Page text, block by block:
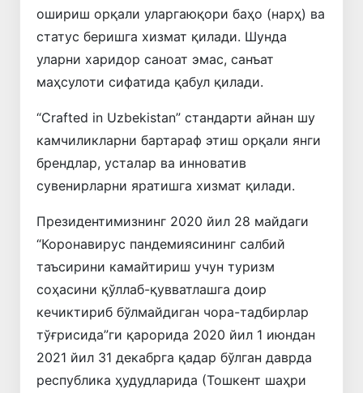
ошириш орқали уларгаюқори баҳо (нарҳ) ва
статус беришга хизмат қилади. Шунда
уларни харидор саноат эмас, санъат
маҳсулоти сифатида қабул қилади.
“Crafted in Uzbekistan” стандарти айнан шу
камчиликларни бартараф этиш орқали янги
брендлар, усталар ва инноватив
сувенирларни яратишга хизмат қилади.
Президентимизнинг 2020 йил 28 майдаги
“Коронавирус пандемиясининг салбий
таъсирини камайтириш учун туризм
соҳасини қўллаб-қувватлашга доир
кечиктириб бўлмайдиган чора-тадбирлар
тўғрисида”ги қарорида 2020 йил 1 июндан
2021 йил 31 декабрга қадар бўлган даврда
республика ҳудудларида (Тошкент шаҳри